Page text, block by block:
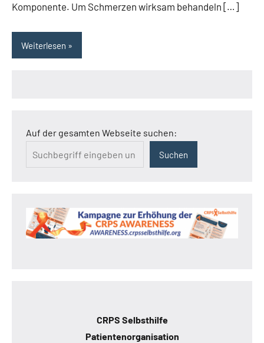
Komponente. Um Schmerzen wirksam behandeln […]
Weiterlesen
Auf der gesamten Webseite suchen:
Suchen
CRPS Selbsthilfe
Patientenorganisation